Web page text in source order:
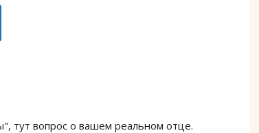
тут вопрос о вашем реальном отце.